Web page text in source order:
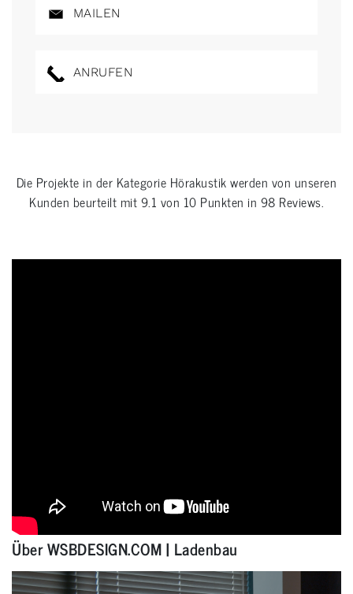
MAILEN
ANRUFEN
Die Projekte in der Kategorie Hörakustikwerden von unseren
Kunden beurteilt mit9.1 von 10 Punkten in 98 Reviews.
Über WSBDESIGN.COM | Ladenbau